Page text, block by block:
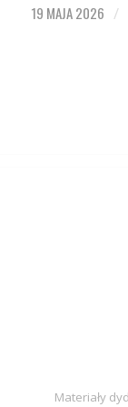
19 MAJA 2026 /
Materiały